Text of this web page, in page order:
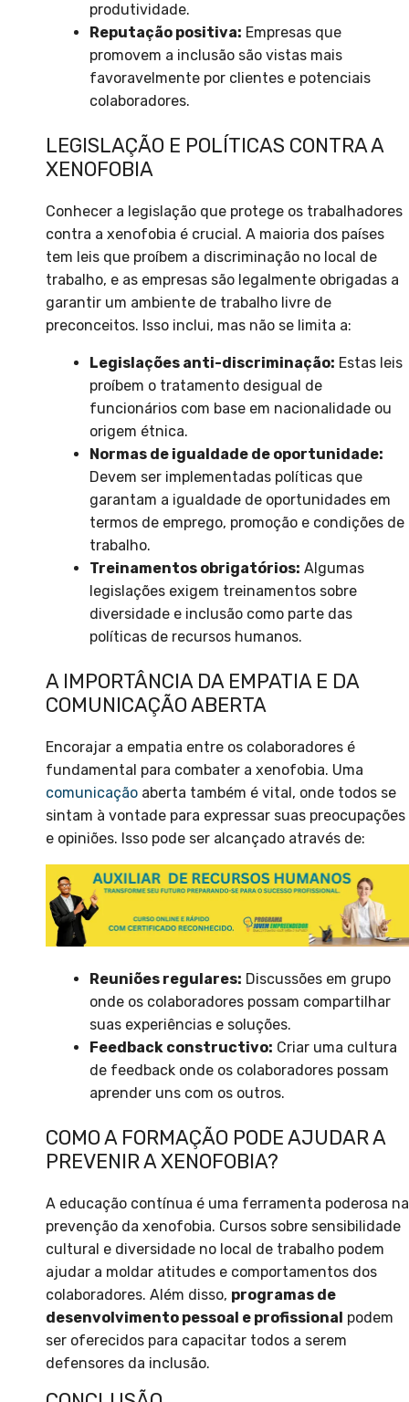
produtividade.
Reputação positiva: Empresas que
promovem a inclusão são vistas mais
favoravelmente por clientes e potenciais
colaboradores.
LEGISLAÇÃO E POLÍTICAS CONTRA A
XENOFOBIA
Conhecer a legislação que protege os trabalhadores
contra a xenofobia é crucial. A maioria dos países
tem leis que proíbem a discriminação no local de
trabalho, e as empresas são legalmente obrigadas a
garantir um ambiente de trabalho livre de
preconceitos. Isso inclui, mas não se limita a:
Legislações anti-discriminação: Estas leis
proíbem o tratamento desigual de
funcionários com base em nacionalidade ou
origem étnica.
Normas de igualdade de oportunidade:
Devem ser implementadas políticas que
garantam a igualdade de oportunidades em
termos de emprego, promoção e condições de
trabalho.
Treinamentos obrigatórios: Algumas
legislações exigem treinamentos sobre
diversidade e inclusão como parte das
políticas de recursos humanos.
A IMPORTÂNCIA DA EMPATIA E DA
COMUNICAÇÃO ABERTA
Encorajar a empatia entre os colaboradores é
fundamental para combater a xenofobia. Uma
comunicação aberta também é vital, onde todos se
sintam à vontade para expressar suas preocupações
e opiniões. Isso pode ser alcançado através de:
Reuniões regulares: Discussões em grupo
onde os colaboradores possam compartilhar
suas experiências e soluções.
Feedback constructivo: Criar uma cultura
de feedback onde os colaboradores possam
aprender uns com os outros.
COMO A FORMAÇÃO PODE AJUDAR A
PREVENIR A XENOFOBIA?
A educação contínua é uma ferramenta poderosa na
prevenção da xenofobia. Cursos sobre sensibilidade
cultural e diversidade no local de trabalho podem
ajudar a moldar atitudes e comportamentos dos
colaboradores. Além disso, programas de
desenvolvimento pessoal e profissional podem
ser oferecidos para capacitar todos a serem
defensores da inclusão.